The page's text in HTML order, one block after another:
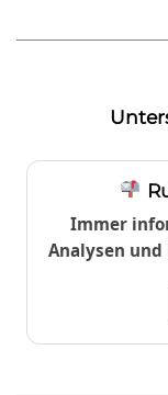
Immer
Analysen